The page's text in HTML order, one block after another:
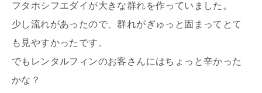
フタホシフエダイが大きな群れを作っていました。
少し流れがあったので、群れがぎゅっと固まってとて
も見やすかったです。
でもレンタルフィンのお客さんにはちょっと辛かった
かな？